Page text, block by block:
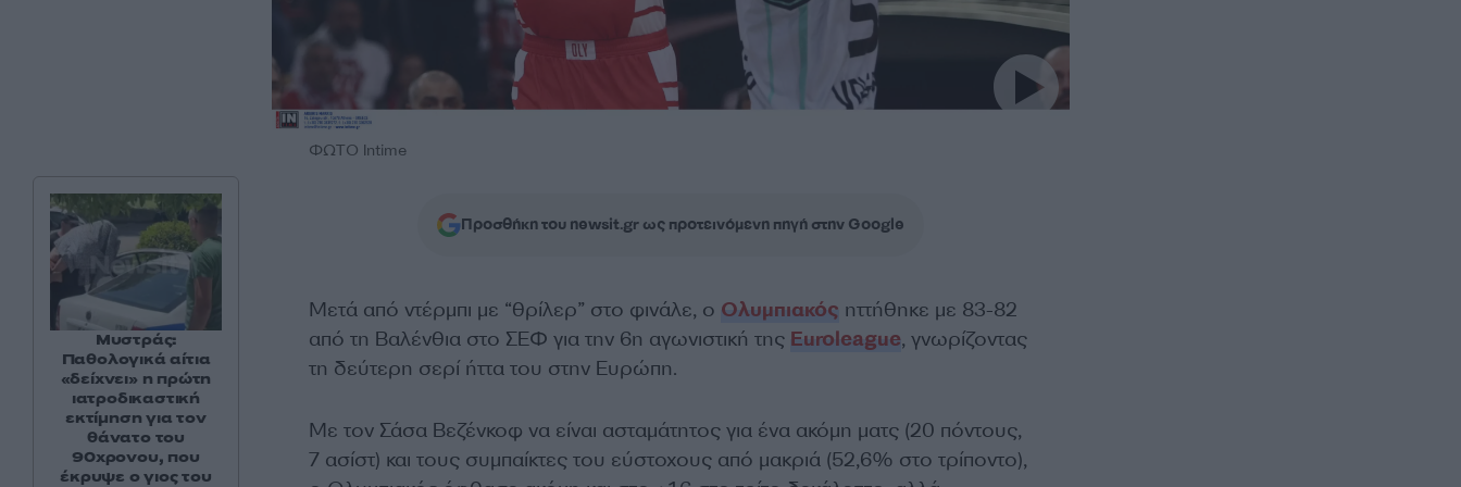
ΦΩΤΟ Intime
Προσθήκη του newsit.gr ως προτεινόμενη πηγή στην Google
Μετά από ντέρμπι με “θρίλερ” στο φινάλε, ο Ολυμπιακός ηττήθηκε με 83-82
από τη Βαλένθια στο ΣΕΦ για την 6η αγωνιστική της Euroleague, γνωρίζοντας
τη δεύτερη σερί ήττα του στην Ευρώπη.
Με τον Σάσα Βεζένκοφ να είναι ασταμάτητος για ένα ακόμη ματς (20 πόντους,
7 ασίστ) και τους συμπαίκτες του εύστοχους από μακριά (52,6% στο τρίποντο),
Μυστράς:
Παθολογικά αίτια
«δείχνει» η πρώτη
ιατροδικαστική
εκτίμηση για τον
θάνατο του
90χρονου, που
έκρυψε ο γιος του